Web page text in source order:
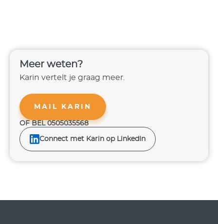
Meer weten?
Karin vertelt je graag meer.
MAIL KARIN
OF BEL 0505035568
Connect met Karin op LinkedIn